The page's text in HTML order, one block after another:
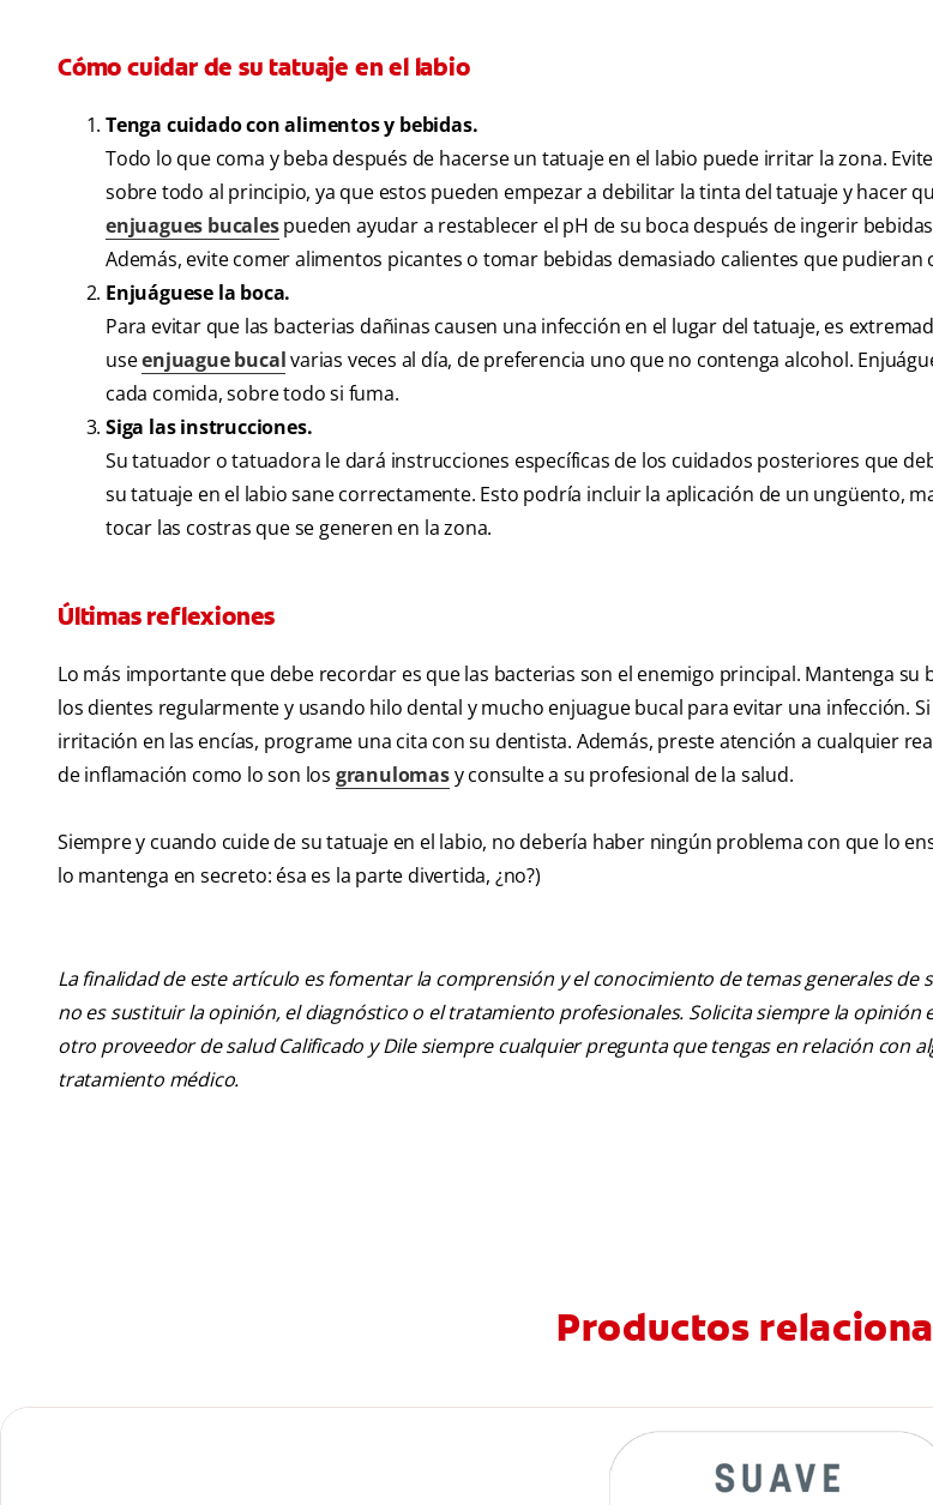
Cómo cuidar de su tatuaje en el labio
Tenga cuidado con alimentos y bebidas.
Todo lo que coma y beba después de hacerse un tatuaje en el labio puede irritar la zona.
sobre todo al principio, ya que estos pueden empezar a debilitar la tinta del tatuaje y hacer
enjuagues bucalespueden ayudar a restablecer el pH de su boca después de ingerir
Además, evite comer alimentos picantes o tomar bebidas demasiado calientes que pudieran
Enjuáguese la boca.
Para evitar que las bacterias dañinas causen una infección en el lugar del tatuaje, es
useenjuague bucalvarias veces al día, de preferencia uno que no contenga alcohol.
cada comida, sobre todo si fuma.
Siga las instrucciones.
Su tatuador o tatuadora le dará instrucciones específicas de los cuidados posteriores que
su tatuaje en el labio sane correctamente. Esto podría incluir la aplicación de un ungüento,
tocar las costras que se generen en la zona.
Últimas reflexiones
Lo más importante que debe recordar es que las bacterias son el enemigo principal. Mantenga su
los dientes regularmente y usando hilo dental y mucho enjuague bucal para evitar una infección.
irritación en las encías, programe una cita con su dentista. Además, preste atención a cualquier
de inflamación como lo son los granulomasy consulte a su profesional de la salud.
Siempre y cuando cuide de su tatuaje en el labio, no debería haber ningún problema con que lo
lo mantenga en secreto: ésa es la parte divertida, ¿no?)
La finalidad de este artículo es fomentar la comprensión y el conocimiento de temas generales de
no es sustituir la opinión, el diagnóstico o el tratamiento profesionales. Solicita siempre la opinión
otro proveedor de salud Calificado y Dile siempre cualquier pregunta que tengas en relación con
tratamiento médico.
Productos